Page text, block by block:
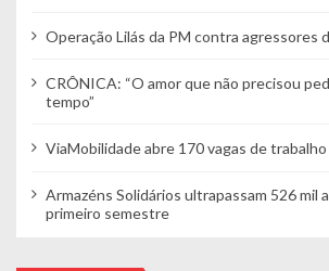
Operação Lilás da PM contra agressores
CRÔNICA: “O amor que não precisou
tempo”
ViaMobilidade abre 170 vagas de trabalho
Armazéns Solidários ultrapassam 526 mil
primeiro semestre